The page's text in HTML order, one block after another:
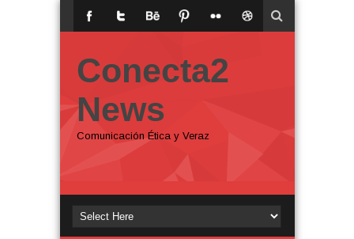
Conecta2
News
Comunicación Ética y Veraz